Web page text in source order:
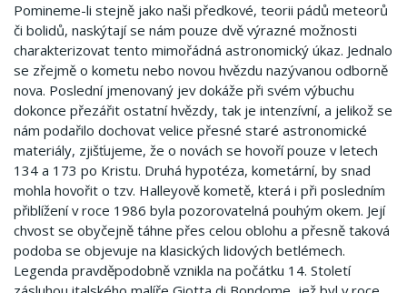
Pomineme-li stejně jako naši předkové, teorii pádů meteorů
či bolidů, naskýtají se nám pouze dvě výrazné možnosti
charakterizovat tento mimořádná astronomický úkaz. Jednalo
se zřejmě o kometu nebo novou hvězdu nazývanou odborně
nova. Poslední jmenovaný jev dokáže při svém výbuchu
dokonce přezářit ostatní hvězdy, tak je intenzívní, a jelikož se
nám podařilo dochovat velice přesné staré astronomické
materiály, zjišťujeme, že o novách se hovoří pouze v letech
134 a 173 po Kristu. Druhá hypotéza, kometární, by snad
mohla hovořit o tzv. Halleyově kometě, která i při posledním
přiblížení v roce 1986 byla pozorovatelná pouhým okem. Její
chvost se obyčejně táhne přes celou oblohu a přesně taková
podoba se objevuje na klasických lidových betlémech.
Legenda pravděpodobně vznikla na počátku 14. Století